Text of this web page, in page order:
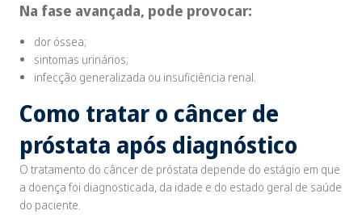
Na fase avançada, pode provocar:
dor óssea;
sintomas urinários;
infecção generalizada ou insuficiência renal.
Como tratar o câncer de
próstata após diagnóstico
O tratamento do câncer de próstata depende do estágio em que
a doença foi diagnosticada, da idade e do estado geral de saúde
do paciente.